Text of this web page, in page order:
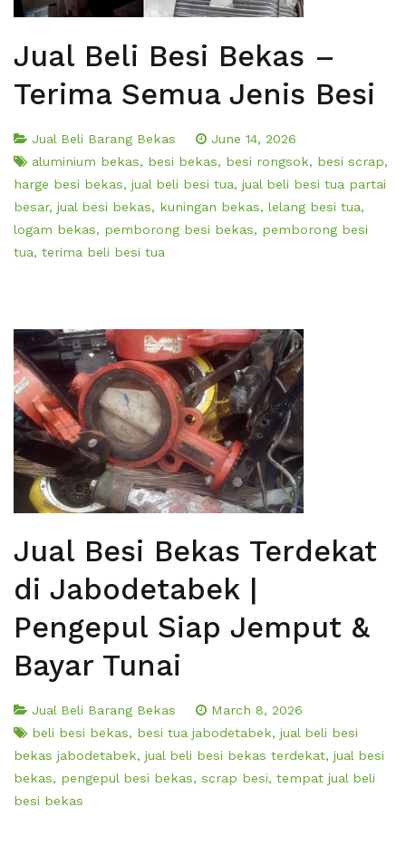
Jual Beli Besi Bekas –
Terima Semua Jenis Besi
Jual Beli Barang Bekas
June 14, 2026
aluminium bekas, besi bekas, besi rongsok, besi scrap,
harge besi bekas, jual beli besi tua, jual beli besi tua partai
besar, jual besi bekas, kuningan bekas, lelang besi tua,
logam bekas, pemborong besi bekas, pemborong besi
tua, terima beli besi tua
Jual Besi Bekas Terdekat
di Jabodetabek |
Pengepul Siap Jemput &
Bayar Tunai
Jual Beli Barang Bekas
March 8, 2026
beli besi bekas, besi tua jabodetabek, jual beli besi
bekas jabodetabek, jual beli besi bekas terdekat, jual besi
bekas, pengepul besi bekas, scrap besi, tempat jual beli
besi bekas